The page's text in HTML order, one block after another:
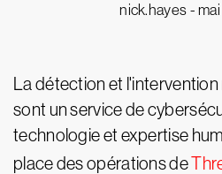
nick.hayes -
La détection et
sont un service de
technologie et expertise
place des opérations de